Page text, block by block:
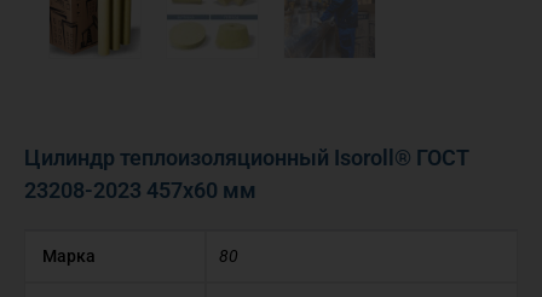
Цилиндр теплоизоляционный Isoroll® ГОСТ
23208-2023 457х60 мм
Марка 80